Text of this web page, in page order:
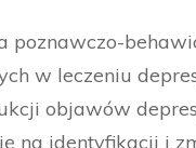
poznawczo-
w leczeniu
objawów
na identyfikacji i